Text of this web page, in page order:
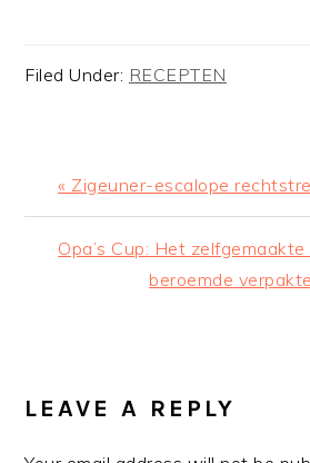
Filed Under: RECEPTEN
Previous
Post:
« Zigeuner-escalope
Next
Opa’s Cup: Het
beroemde
INTERACTIONS
LEAVE A REPLY